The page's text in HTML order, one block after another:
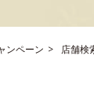
ンペーン 店舗検